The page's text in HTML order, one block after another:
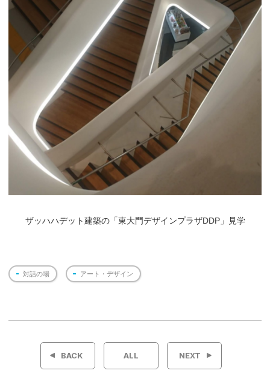
ザッハハデット建築の「東大門デザインプラザDDP」見学
対話の場 アート・デザイン
投
BACK ALL NEXT